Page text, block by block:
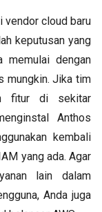
vendor cloud baru
keputusan yang
memulai dengan
mungkin. Jika tim
fitur di sekitar
Anthos
kembali
yang ada. Agar
lain dalam
Anda juga